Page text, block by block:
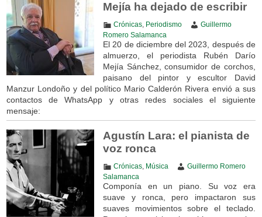
Mejía ha dejado de escribir
Crónicas, Periodismo
Guillermo
Romero Salamanca
El 20 de diciembre del 2023, después de
almuerzo, el periodista Rubén Darío
Mejía Sánchez, consumidor de corchos,
paisano del pintor y escultor David
Manzur Londoño y del político Mario Calderón Rivera envió a sus
contactos de WhatsApp y otras redes sociales el siguiente
mensaje:
Agustín Lara: el pianista de
voz ronca
Crónicas, Música
Guillermo Romero
Salamanca
Componía en un piano. Su voz era
suave y ronca, pero impactaron sus
suaves movimientos sobre el teclado.